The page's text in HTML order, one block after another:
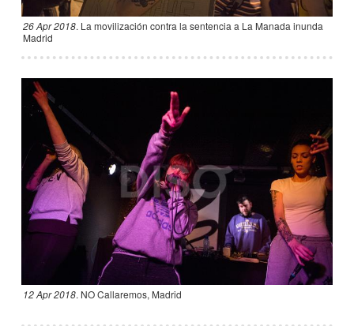
26 Apr 2018. La movilización contra la sentencia a La Manada inunda
Madrid
12 Apr 2018. NO Callaremos, Madrid